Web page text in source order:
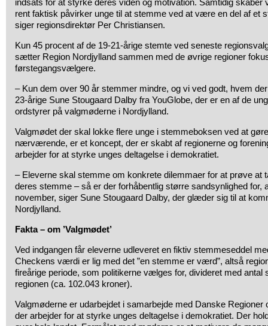
indsats for at styrke deres viden og motivation. Samtidig skaber
rent faktisk påvirker unge til at stemme ved at være en del af et
siger regionsdirektør Per Christiansen.
Kun 45 procent af de 19-21-årige stemte ved seneste
sætter Region Nordjylland sammen med de øvrige regioner
førstegangsvælgere.
– Kun dem over 90 år stemmer mindre, og vi ved godt, hvem
23-årige Sune Stougaard Dalby fra YouGlobe, der er en af de
ordstyrer på valgmøderne i Nordjylland.
Valgmødet der skal lokke flere unge i stemmeboksen ved at
nærværende, er et koncept, der er skabt af regionerne og
arbejder for at styrke unges deltagelse i demokratiet.
– Eleverne skal stemme om konkrete dilemmaer for at prøve at
deres stemme – så er der forhåbentlig større sandsynlighed for,
november, siger Sune Stougaard Dalby, der glæder sig til at
Nordjylland.
Fakta – om ’Valgmødet’
Ved indgangen får eleverne udleveret en fiktiv stemmeseddel
Checkens værdi er lig med det ”en stemme er værd”, altså
fireårige periode, som politikerne vælges for, divideret med antal
regionen (ca. 102.043 kroner).
Valgmøderne er udarbejdet i samarbejde med Danske Regioner
der arbejder for at styrke unges deltagelse i demokratiet. Der